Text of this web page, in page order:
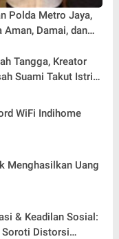
Polda Metro Jaya,
Damai, dan
Tangga, Kreator
Suami Takut Istri
WiFi Indihome
Menghasilkan Uang
& Keadilan Sosial:
Soroti Distorsi